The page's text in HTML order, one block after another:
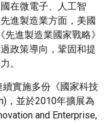
在微電子、人工智
進製造業方面，美國
進製造業國家戰略》
政策導向，鞏固和提
。
實施多份《國家科技
，並於2010年擴展為
and Enterprise,